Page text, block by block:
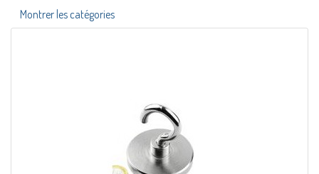
Montrer les catégories